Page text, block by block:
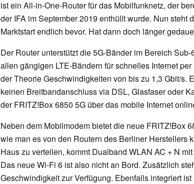
ist ein All-in-One-Router für das Mobilfunknetz, der
der IFA im September 2019 enthüllt wurde. Nun steht
Marktstart endlich bevor. Hat dann doch länger
Der Router unterstützt die 5G-Bänder im Bereich
allen gängigen LTE-Bändern für schnelles Internet
der Theorie Geschwindigkeiten von bis zu 1,3 Gbit/s.
keinen Breitbandanschluss via DSL, Glasfaser oder
der FRITZ!Box 6850 5G über das mobile Internet
Neben dem Mobilmodem bietet die neue FRITZ!Box
wie man es von den Routern des Berliner Herstellers
Haus zu verteilen, kommt Dualband WLAN AC + N
Das neue Wi-Fi 6 ist also nicht an Bord. Zusätzlich
Geschwindigkeit zur Verfügung. Ebenfalls integriert